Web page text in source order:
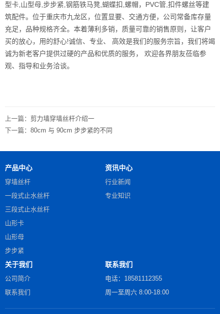
型卡,山型母,步步紧,钢筋铁马凳,蝴蝶扣,螺帽，PVC管,扣件螺丝等建
筑配件。位于重庆市九龙区，位置显要、交通方便，公司常备库存量
充足，品种规格齐全。本着薄利多销，质量可靠的销售原则，让客户
买的放心，用的舒心!诚信、专业、 高效是我们的服务宗旨，我们将竭
诚为新老客户提供过硬的产品和优质的服务， 欢迎各界朋友莅临参
观、指导和业务洽谈。
上一篇： 剪力墙穿墙丝杆介绍一
下一篇： 80cm 与 90cm 步步紧的不同
产品中心
穿墙丝杆
一段式止水丝杆
三段式止水丝杆
山形卡
山形母
步步紧
资讯中心
行业新闻
专业知识
关于我们
公司简介
联系我们
联系我们
电话：18581112355
周一至周六 8:00-18:00